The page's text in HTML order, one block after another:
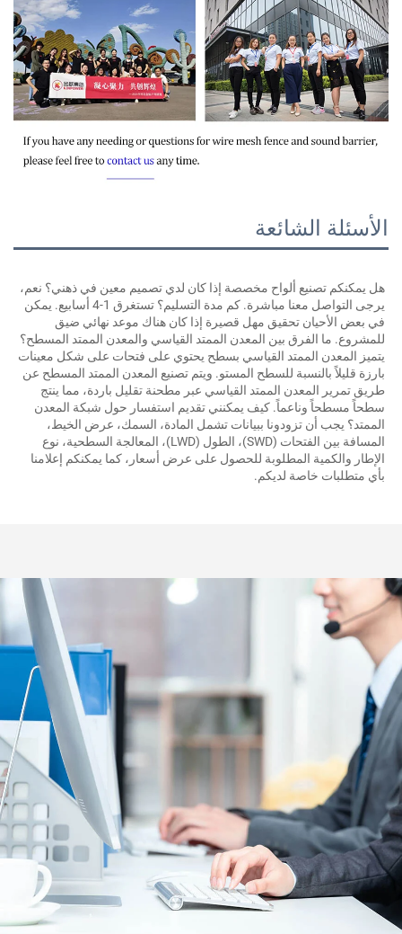
الشائعة
هل يمكنكم تصنيع ألواح مخصصة إذا كان لدي تصميم معين في ذهني؟ نعم،
يرجى التواصل معنا مباشرة. كم مدة التسليم؟ تستغرق 1-4 أسابيع. يمكن
في بعض الأحيان تحقيق مهل قصيرة إذا كان هناك موعد نهائي ضيق
للمشروع. ما الفرق بين المعدن الممتد القياسي والمعدن الممتد المسطح؟
يتميز المعدن الممتد القياسي بسطح يحتوي على فتحات على شكل معينات
بارزة قليلاً بالنسبة للسطح المستو. ويتم تصنيع المعدن الممتد المسطح عن
سطحاً مسطحاً وناعماً. كيف يمكنني تقديم استفسار حول شبكة المعدن
الممتد؟ يجب أن تزودونا ببيانات تشمل المادة، السمك، عرض الخيط،
المسافة بين الفتحات (SWD)، الطول (LWD)، المعالجة السطحية، نوع
الإطار والكمية المطلوبة للحصول على عرض أسعار، كما يمكنكم إعلامنا
متطلبات خاصة لديكم.